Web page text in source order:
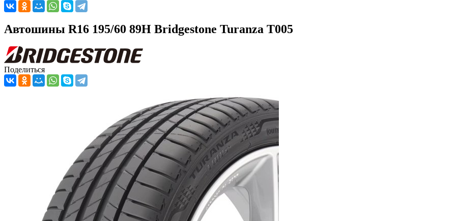
Автошины R16 195/60 89H Bridgestone Turanza T005
Поделиться